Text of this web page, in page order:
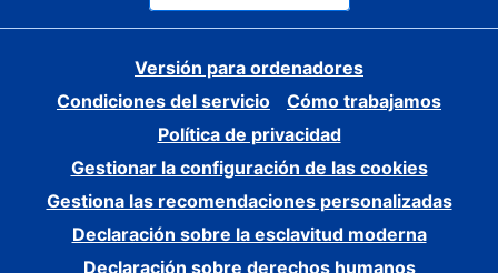
Versión para ordenadores
Condiciones del servicio
Cómo trabajamos
Política de privacidad
Gestionar la configuración de las cookies
Gestiona las recomendaciones personalizadas
Declaración sobre la esclavitud moderna
Declaración sobre derechos humanos